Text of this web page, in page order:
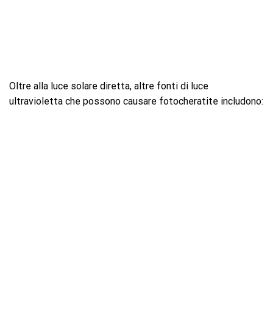
Oltre alla luce solare diretta, altre fonti di luce
ultravioletta che possono causare fotocheratite includono: